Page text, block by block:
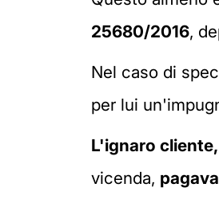
25680/2016,
Nel caso di
per lui
L'ignaro
vicenda,